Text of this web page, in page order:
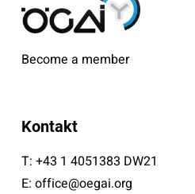
Become a member
Kontakt
T: +43 1 4051383 DW21
E: office@oegai.org